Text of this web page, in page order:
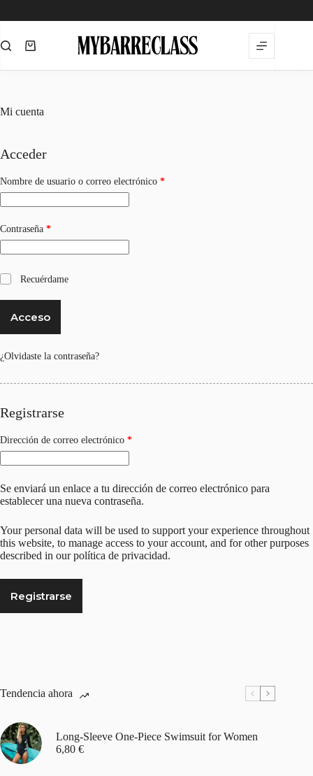
Carro
Mi cuenta
Acceder
Nombre de usuario o correo electrónico *Obligatorio
Contraseña *Obligatorio
Recuérdame
Acceso
¿Olvidaste la contraseña?
Registrarse
Dirección de correo electrónico *Obligatorio
Se enviará un enlace a tu dirección de correo electrónico para
establecer una nueva contraseña.
Your personal data will be used to support your experience throughout
this website, to manage access to your account, and for other purposes
described in ourpolítica de privacidad.
Registrarse
Tendencia ahora
Long-Sleeve One-Piece Swimsuit for Women
6,80 €